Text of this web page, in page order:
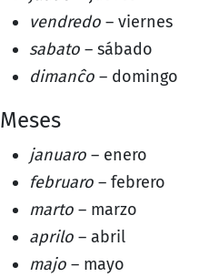
vendredo – viernes
sabato – sábado
dimanĉo – domingo
Meses
januaro – enero
februaro – febrero
marto – marzo
aprilo – abril
majo – mayo